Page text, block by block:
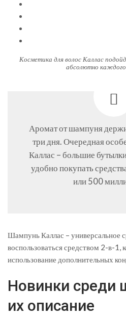
Косметика для волос Каллас
абсолютно
Аромат от шампуня
три дня. Очередная
Каллас – большие
удобно покупать
или 500
Шампунь Каллас – универсальное
воспользоваться средством 2-в-1,
использование дополнительных
Новинки среди
их описание